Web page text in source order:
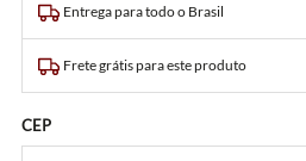
Entrega para todo o Brasil
Frete grátis para este produto
CEP